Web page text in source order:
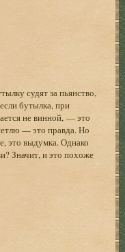
судят за пьянство,
бутылка, при
не винной, — это
— это правда. Но
это выдумка. Однако
Значит, и это похоже